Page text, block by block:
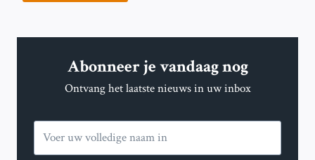
Abonneer je vandaag nog
Ontvang het laatste nieuws in uw inbox